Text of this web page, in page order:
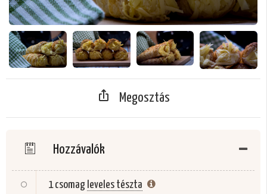
Megosztás
Hozzávalók
1 csomag leveles tészta